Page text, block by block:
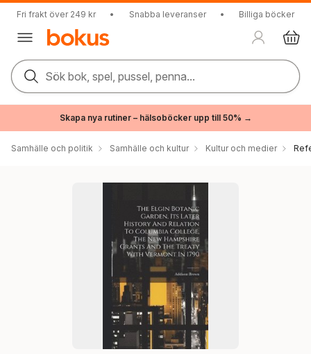
Fri frakt över 249 kr • Snabba leveranser • Billiga böcker
Sök bok, spel, pussel, penna...
Skapa nya rutiner – hälsoböcker upp till 50% →
Samhälle och politik Samhälle och kultur Kultur och medier